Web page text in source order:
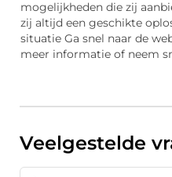
mogelijkheden die zij
zij altijd een geschikte
situatie Ga snel naar de
meer informatie of neem
Veelgestelde